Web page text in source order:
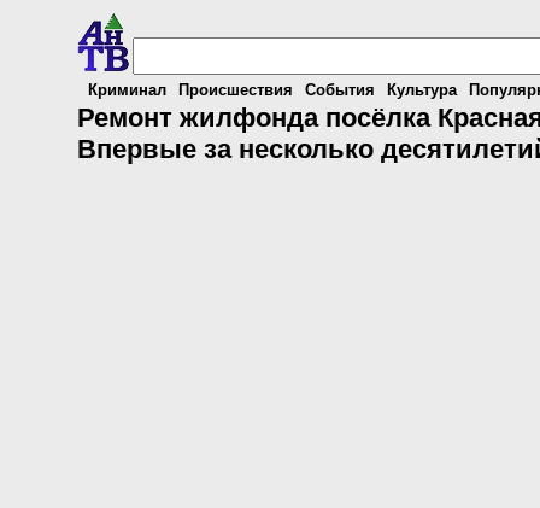
Криминал Происшествия События Культура
Ремонт жилфонда посёлка
Впервые за несколько